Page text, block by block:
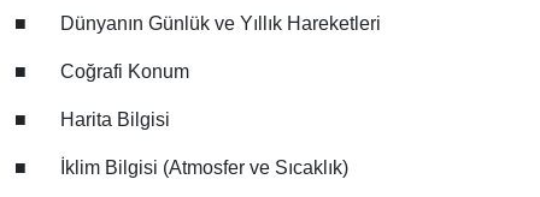
■ Dünyanın Günlük ve Yıllık Hareketleri
■ Coğrafi Konum
■ Harita Bilgisi
■ İklim Bilgisi (Atmosfer ve Sıcaklık)